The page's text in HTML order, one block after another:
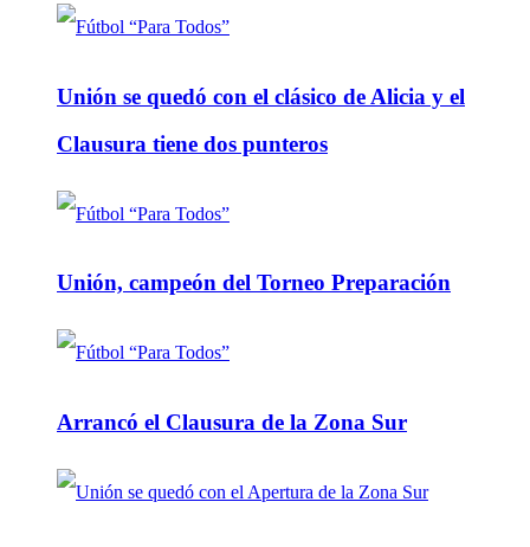
Unión se quedó con el clásico de Alicia y el
Clausura tiene dos punteros
Unión, campeón del Torneo Preparación
Arrancó el Clausura de la Zona Sur